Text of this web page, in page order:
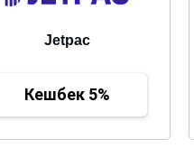
Jetpac
Кешбек 5%